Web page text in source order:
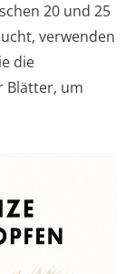
20 und 25
verwenden
die
Blätter, um